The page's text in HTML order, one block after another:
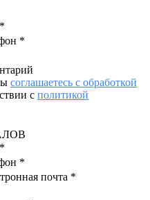
*
*
соглашаетесь с обработкой
с политикой
*
*
почта *